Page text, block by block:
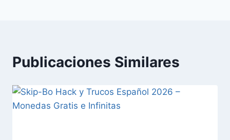
Publicaciones Similares